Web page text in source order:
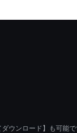
ウンロード】も可能で